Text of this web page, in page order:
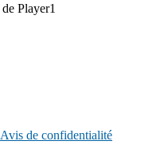
de Player1
Avis de confidentialité